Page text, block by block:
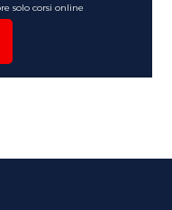
solo corsi online